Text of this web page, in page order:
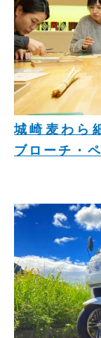
城崎麦わら
ブローチ・